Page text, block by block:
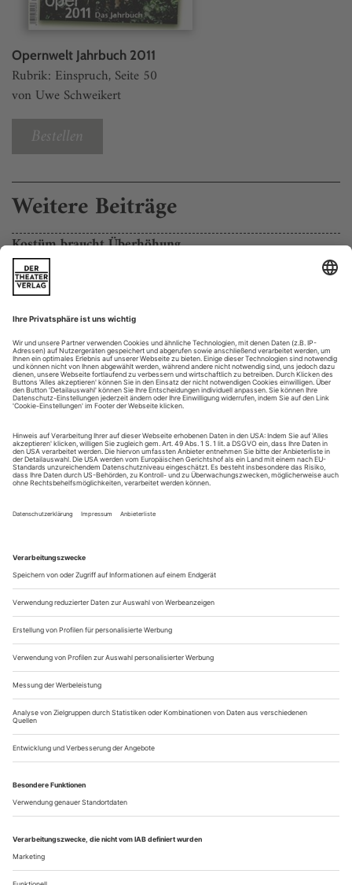
Opernwelt Jahrbuch 2011
Rubrik: Einspruch, Seite 50
von Uwe Schweikert
Bestellen
Weitere Beiträge
Kostüm braucht Überhöhung
Reinhard von der Thannen über die Ratten von Bayreuth
Herr von der Thannen, wie erklären Sie es sich, dass Sie
schon mehrfach zum «Kostümbildner des Jahres» gewählt
Ich muss sagen: Ein wunder Punkt! Seit knapp 30 Jahren
mache ich immer beides. Für mich sind Kostüme und
Bühnenbild untrennbar. Mehr noch: Meine Kostüme könnten
Opernhaus des Jahres
Eine so vielseitige Spielzeit hat selbst Gerard Mortier in
Brüssel nur selten hinbekommen: Neben der Uraufführung
Rehabilitierung von Meyerbeers «Les Hugue­nots»; Andrea
Breth setzte sich erstmals mit Janácek auseinander; Romeo
Castellucci gestaltete den...
Das globale Spektakel
Unter dem Einfluss der digitalen Medien überschreitet die Oper alle
Grenzen. Doch zugleich findet sie auch zu sich zurück. Eine Tour
d’Horizon vom frühen Musikfilm zu aktuellen Formen des Home
Entertainments
Opernfilme, Musikfilme überhaupt, gibt es, so lange es den
Tonfilm gibt. Doch sie galten jahrzehntelang nur als eine Art
Nebenprodukt des aktuellen Geschehens – ein Hilfsmittel zur
Dokumentation von Aufführungsgeschichte für Fachleute, ein
Objekt für Sammler und eine Spielwiese für Opernfreaks. Das
veränderte sich mit dem Aufkommen des Bildtonträgers DVD
vor rund...